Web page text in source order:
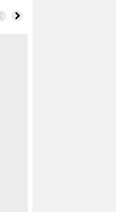
Secrets de tournage